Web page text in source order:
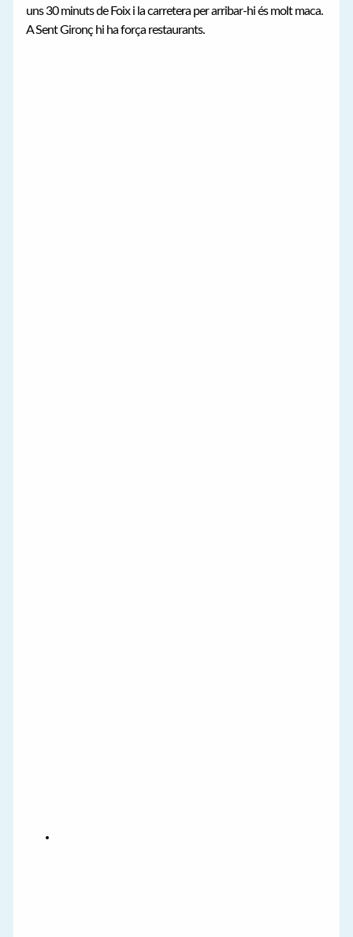
uns 30 minuts de Foix i la carretera per arribar-hi és molt maca.
A Sent Gironç hi ha força restaurants.